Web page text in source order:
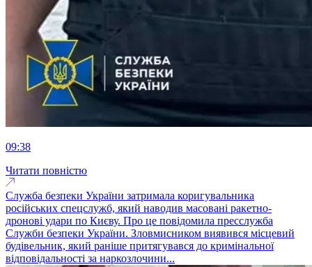
09:38
Читати повністю
Служба безпеки України затримала коригувальника
російських спецслужб, який наводив масовані ракетно-
дронові удари по Києву. Про це повідомила пресслужба
Служби безпеки України. Зловмисником виявився місцевий
будівельник, який раніше притягувався до кримінальної
відповідальності за наркозлочини...